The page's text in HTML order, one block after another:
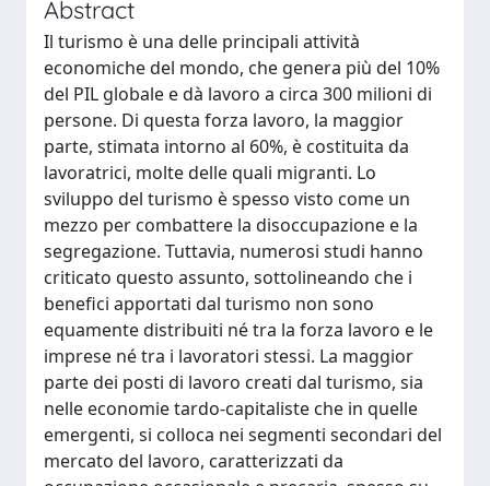
Abstract
Il turismo è una delle principali attività
economiche del mondo, che genera più del 10%
del PIL globale e dà lavoro a circa 300 milioni di
persone. Di questa forza lavoro, la maggior
parte, stimata intorno al 60%, è costituita da
lavoratrici, molte delle quali migranti. Lo
sviluppo del turismo è spesso visto come un
mezzo per combattere la disoccupazione e la
segregazione. Tuttavia, numerosi studi hanno
criticato questo assunto, sottolineando che i
benefici apportati dal turismo non sono
equamente distribuiti né tra la forza lavoro e le
imprese né tra i lavoratori stessi. La maggior
parte dei posti di lavoro creati dal turismo, sia
nelle economie tardo-capitaliste che in quelle
emergenti, si colloca nei segmenti secondari del
mercato del lavoro, caratterizzati da